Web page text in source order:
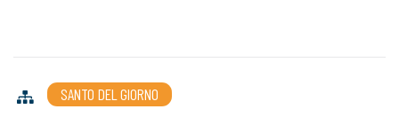
SANTO DEL GIORNO